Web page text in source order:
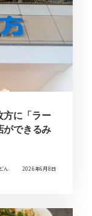
方に「ラー
ができるみ
ん 2026年6月8日